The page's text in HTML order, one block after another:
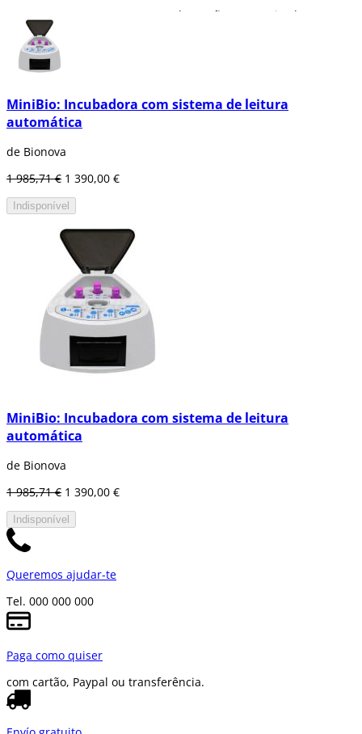
Os seus produtos são caracterizados por
MiniBio: Incubadora com sistema de leitura
automática
de Bionova
1 985,71 € 1 390,00 €
Indisponível
MiniBio: Incubadora com sistema de leitura
automática
de Bionova
1 985,71 € 1 390,00 €
Indisponível
Queremos ajudar-te
Tel. 000 000 000
Paga como quiser
com cartão, Paypal ou transferência.